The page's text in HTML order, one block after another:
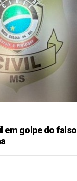
em golpe do falso